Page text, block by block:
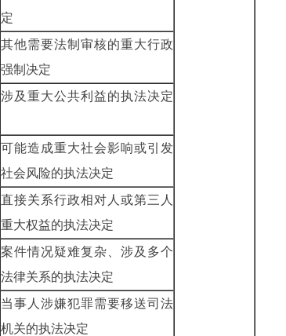
定
其他需要法制审核的重大行政
强制决定
涉及重大公共利益的执法决定
可能造成重大社会影响或引发
社会风险的执法决定
直接关系行政相对人或第三人
重大权益的执法决定
案件情况疑难复杂、涉及多个
法律关系的执法决定
当事人涉嫌犯罪需要移送司法
机关的执法决定